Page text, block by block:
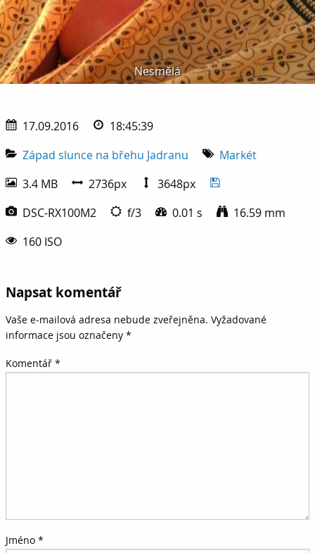
Nesmělá
17.09.2016
18:45:39
Západ slunce na břehu Jadranu
Markét
3.4 MB
2736px
3648px
DSC-RX100M2
f/3 0.01 s
16.59 mm
160 ISO
Napsat komentář
Vaše e-mailová adresa nebude zveřejněna. Vyžadované
informace jsou označeny *
Komentář *
Jméno *